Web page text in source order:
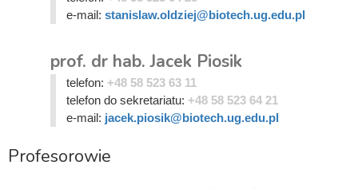
e-mail: stanislaw.oldziej@biotech.ug.edu.pl
prof. dr hab. Jacek Piosik
telefon: +48 58 523 63 11
telefon do sekretariatu: +48 58 523 64 21
e-mail: jacek.piosik@biotech.ug.edu.pl
Profesorowie